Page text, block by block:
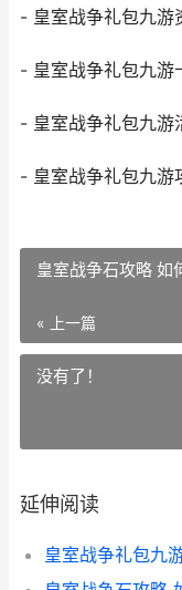
- 皇室战争礼包九游
- 皇室战争礼包九游
- 皇室战争礼包九游
- 皇室战争礼包九游
皇室战争石攻略 如
« 上一篇
没有了！
延伸阅读